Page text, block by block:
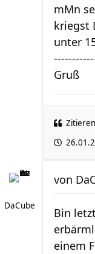
mMn
kriegst
unter
Gruß
Zitieren
DaCube
von
Bin
einem